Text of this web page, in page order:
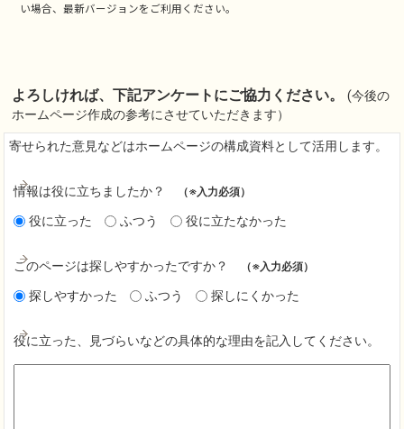
い場合、最新バージョンをご利用ください。